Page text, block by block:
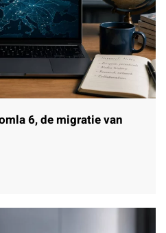
6, de migratie van